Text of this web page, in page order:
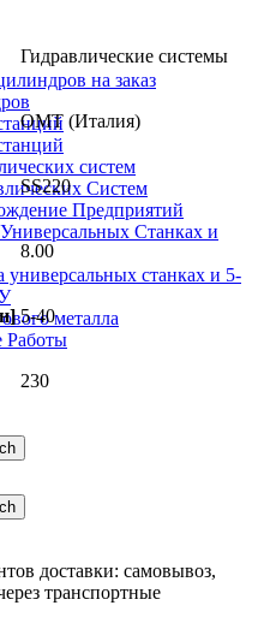
на заказ
систем
Систем
Предприятий
Станках и
станках и 5-
металла
Работы
Гидравлические системы
OMT (Италия)
SS220
8.00
5-40
230
доставки: самовывоз,
транспортные